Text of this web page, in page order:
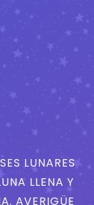
LUNARES
LLENA Y
AVERIGÜE